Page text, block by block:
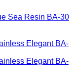
Sea Resin BA-30